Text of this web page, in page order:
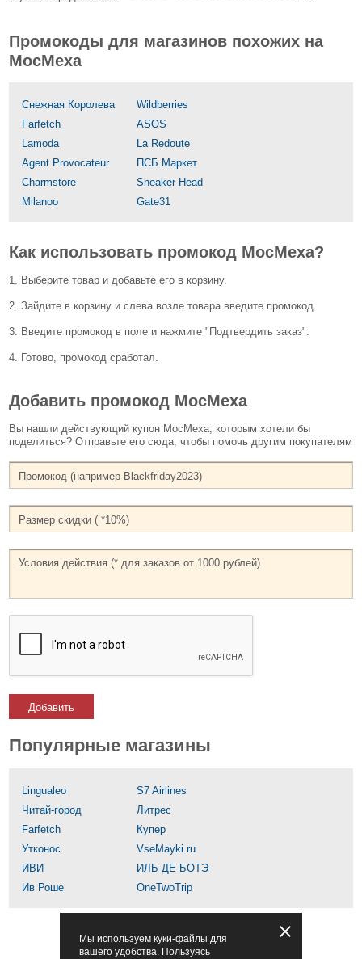
Промокоды для магазинов похожих на
МосМеха
Снежная Королева
Wildberries
Farfetch
ASOS
Lamoda
La Redoute
Agent Provocateur
ПСБ Маркет
Charmstore
Sneaker Head
Milanoo
Gate31
Как использовать промокод МосМеха?
1. Выберите товар и добавьте его в корзину.
2. Зайдите в корзину и слева возле товара введите промокод.
3. Введите промокод в поле и нажмите "Подтвердить заказ".
4. Готово, промокод сработал.
Добавить промокод МосМеха
Вы нашли действующий купон МосМеха, которым хотели бы
поделиться? Отправьте его сюда, чтобы помочь другим покупателям
Добавить
Популярные магазины
Lingualeo
S7 Airlines
Читай-город
Литрес
Farfetch
Купер
Утконос
VseMayki.ru
ИВИ
ИЛЬ ДЕ БОТЭ
Ив Роше
OneTwoTrip
Мы используем куки-файлы для
вашего удобства. Пользуясь